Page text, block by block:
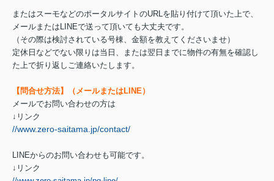
またはスーモなどのポータルサイトのURLを貼り付けて頂いた上で、
メールまたはLINEで送って頂いても大丈夫です。
（その際は検討されている号棟、金額を教えてくださいませ）
定休日などでない限りは当日、または翌日までに物件の有無を確認し
た上で折り返しご連絡いたします。
【問合せ方法】（メールまたはLINE）
メールでお問い合わせの方は
↓リンク
//www.zero-saitama.jp/contact/
LINEからのお問い合わせも可能です。
↓リンク